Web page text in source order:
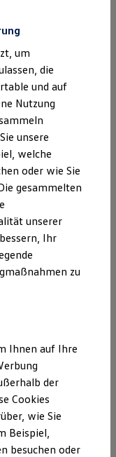
Nutzfahrzeuge
Buzz
um
die
und auf
Nutzung
unsere
welche
oder wie Sie
gesammelten
unserer
Ihr
zu
Ihnen auf Ihre
der
Cookies
wie Sie
Beispiel,
besuchen oder